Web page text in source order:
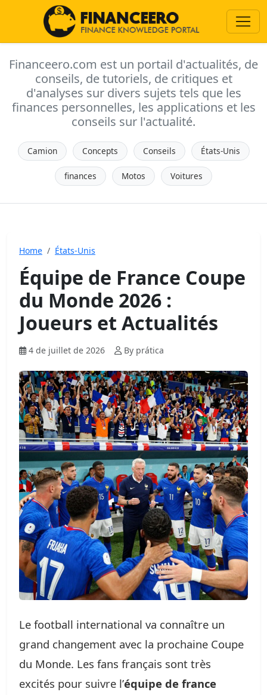
Financeero.com est un portail d'actualités, de
conseils, de tutoriels, de critiques et
d'analyses sur divers sujets tels que les
finances personnelles, les applications et les
conseils sur l'actualité.
Camion Concepts Conseils États-Unis
finances Motos Voitures
Home États-Unis
Équipe de France Coupe
du Monde 2026 :
Joueurs et Actualités
4 de juillet de 2026 By prática
Le football international va connaître un
grand changement avec la prochaine Coupe
du Monde. Les fans français sont très
excités pour suivre l’équipe de france